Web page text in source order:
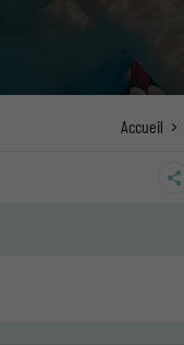
Accueil